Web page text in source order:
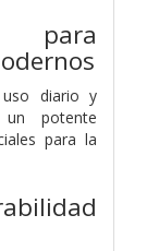
para
diario y
potente
para la